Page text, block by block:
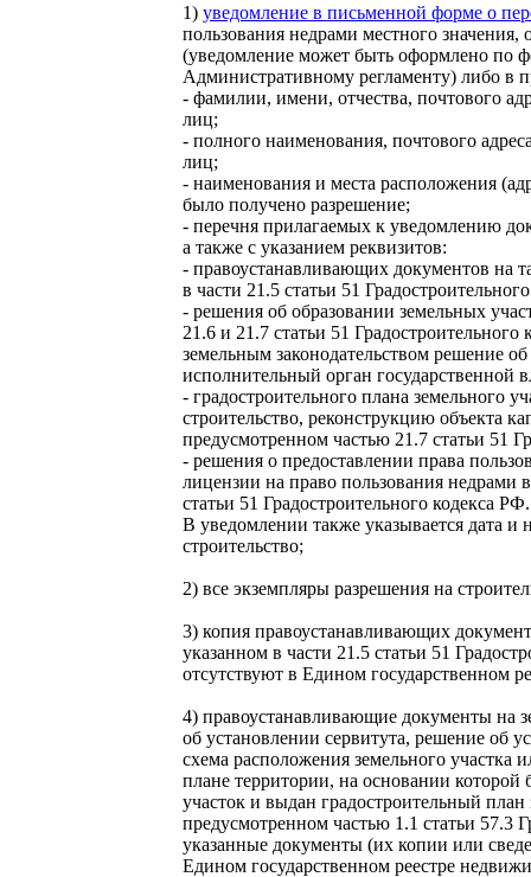
1) уведомление в письменной форме о
пользования недрами местного значения,
(уведомление может быть оформлено по
Административному регламенту) либо в
- фамилии, имени, отчества, почтового
лиц;
- полного наименования, почтового
лиц;
- наименования и места расположения
было получено разрешение;
- перечня прилагаемых к уведомлению
а также с указанием реквизитов:
- правоустанавливающих документов на
в части 21.5 статьи 51
- решения об образовании земельных
21.6 и 21.7 статьи 51
земельным законодательством решение
исполнительный орган государственной
- градостроительного плана земельного
строительство, реконструкцию объекта
предусмотренном частью 21.7 статьи 51
- решения о предоставлении права
лицензии на право пользования недрами
статьи 51 Градостроительного кодекса РФ.
В уведомлении также указывается дата
строительство;
2) все экземпляры разрешения на
3) копия правоустанавливающих
указанном в части 21.5 статьи 51
отсутствуют в Едином государственном
4) правоустанавливающие документы на
об установлении сервитута, решение об
схема расположения земельного участка
плане территории, на основании
участок и выдан градостроительный план
предусмотренном частью 1.1 статьи 57.3
указанные документы (их копии или
Едином государственном реестре